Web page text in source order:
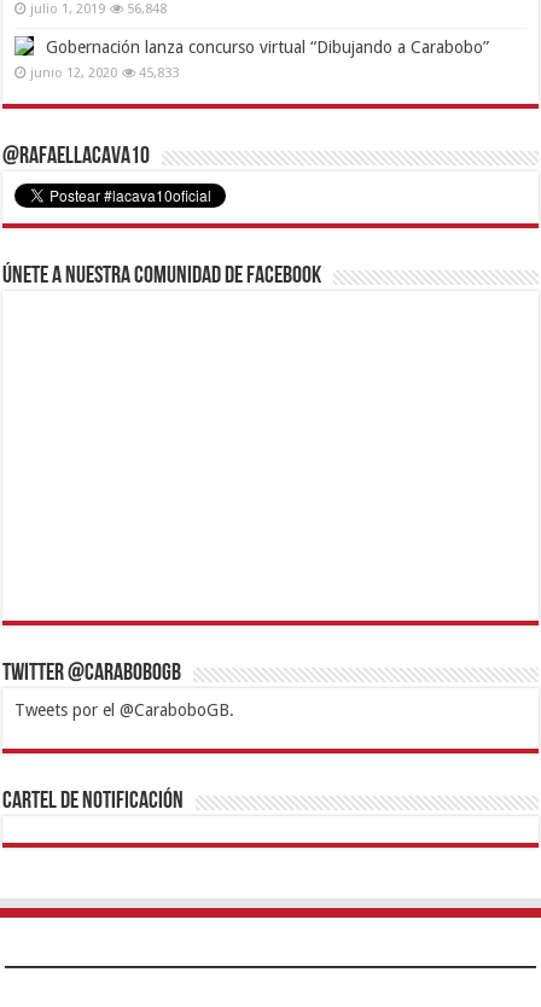
julio 1, 2019 56,848
Gobernación lanza concurso virtual “Dibujando a Carabobo”
junio 12, 2020 45,833
@RafaelLacava10
Únete a nuestra comunidad de Facebook
Twitter @CaraboboGB
Tweets por el @CaraboboGB.
1xbetBetturkeyBetistKralbetSupertotobetTipobetMatadorbetMariobet
https://mvbcasino.com/
Cartel de Notificación